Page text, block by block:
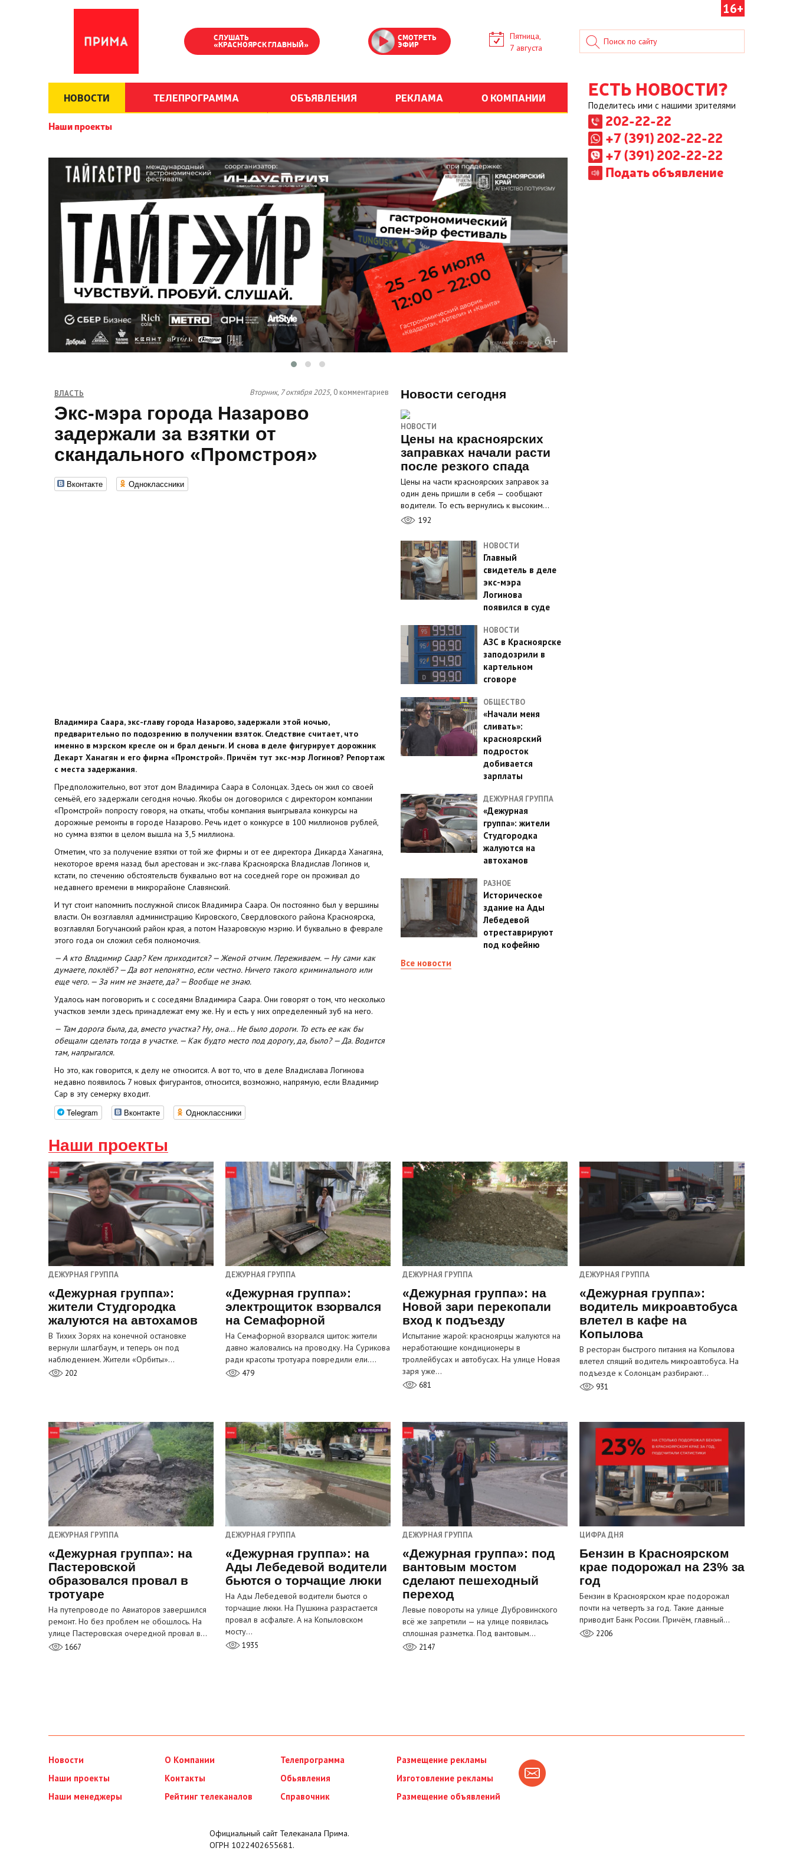
16+
СЛУШАТЬ
«КРАСНОЯРСК ГЛАВНЫЙ»
СМОТРЕТЬ
ЭФИР
Пятница,
7 августа
НОВОСТИ ТЕЛЕПРОГРАММА ОБЪЯВЛЕНИЯ РЕКЛАМА О КОМПАНИИ
Наши проекты
ЕСТЬ НОВОСТИ?
Поделитесь ими с нашими зрителями
202-22-22
+7 (391) 202-22-22
+7 (391) 202-22-22
Подать объявление
ВЛАСТЬ Вторник, 7 октября 2025, 0 комментариев
Экс-мэра города Назарово
задержали за взятки от
скандального «Промстроя»
Вконтакте Одноклассники
Владимира Саара, экс-главу города Назарово, задержали этой ночью,
предварительно по подозрению в получении взяток. Следствие считает, что
именно в мэрском кресле он и брал деньги. И снова в деле фигурирует дорожник
Декарт Ханагян и его фирма «Промстрой». Причём тут экс-мэр Логинов? Репортаж
с места задержания.
Предположительно, вот этот дом Владимира Саара в Солонцах. Здесь он жил со своей
семьёй, его задержали сегодня ночью. Якобы он договорился с директором компании
«Промстрой» попросту говоря, на откаты, чтобы компания выигрывала конкурсы на
дорожные ремонты в городе Назарово. Речь идет о конкурсе в 100 миллионов рублей,
но сумма взятки в целом вышла на 3,5 миллиона.
Отметим, что за получение взятки от той же фирмы и от ее директора Дикарда Ханагяна,
некоторое время назад был арестован и экс-глава Красноярска Владислав Логинов и,
кстати, по стечению обстоятельств буквально вот на соседней горе он проживал до
недавнего времени в микрорайоне Славянский.
И тут стоит напомнить послужной список Владимира Саара. Он постоянно был у вершины
власти. Он возглавлял администрацию Кировского, Свердловского района Красноярска,
возглавлял Богучанский район края, а потом Назаровскую мэрию. И буквально в феврале
этого года он сложил себя полномочия.
— А кто Владимир Саар? Кем приходится? — Женой отчим. Переживаем. — Ну сами как
думаете, поклёб? — Да вот непонятно, если честно. Ничего такого криминального или
еще чего. — За ним не знаете, да? — Вообще не знаю.
Удалось нам поговорить и с соседями Владимира Саара. Они говорят о том, что несколько
участков земли здесь принадлежат ему же. Ну и есть у них определенный зуб на него.
— Там дорога была, да, вместо участка? Ну, она... Не было дороги. То есть ее как бы
обещали сделать тогда в участке. — Как будто место под дорогу, да, было? — Да. Водится
там, напрыгался.
Но это, как говорится, к делу не относится. А вот то, что в деле Владислава Логинова
недавно появилось 7 новых фигурантов, относится, возможно, напрямую, если Владимир
Сар в эту семерку входит.
Telegram Вконтакте Одноклассники
Новости сегодня
НОВОСТИ
Цены на красноярских
заправках начали расти
после резкого спада
Цены на части красноярских заправок за
один день пришли в себя — сообщают
водители. То есть вернулись к высоким…
192
НОВОСТИ
Главный
свидетель в деле
экс-мэра
Логинова
появился в суде
НОВОСТИ
АЗС в Красноярске
заподозрили в
картельном
сговоре
ОБЩЕСТВО
«Начали меня
сливать»:
красноярский
подросток
добивается
зарплаты
ДЕЖУРНАЯ ГРУППА
«Дежурная
группа»: жители
Студгородка
жалуются на
автохамов
РАЗНОЕ
Историческое
здание на Ады
Лебедевой
отреставрируют
под кофейню
Все новости
Наши проекты
ДЕЖУРНАЯ ГРУППА
«Дежурная группа»:
жители Студгородка
жалуются на автохамов
В Тихих Зорях на конечной остановке
вернули шлагбаум, и теперь он под
наблюдением. Жители «Орбиты»…
202
ДЕЖУРНАЯ ГРУППА
«Дежурная группа»:
электрощиток взорвался
на Семафорной
На Семафорной взорвался щиток: жители
давно жаловались на проводку. На Сурикова
ради красоты тротуара повредили ели.…
479
ДЕЖУРНАЯ ГРУППА
«Дежурная группа»: на
Новой зари перекопали
вход к подъезду
Испытание жарой: красноярцы жалуются на
неработающие кондиционеры в
троллейбусах и автобусах. На улице Новая
заря уже…
681
ДЕЖУРНАЯ ГРУППА
«Дежурная группа»:
водитель микроавтобуса
влетел в кафе на
Копылова
В ресторан быстрого питания на Копылова
влетел спящий водитель микроавтобуса. На
подъезде к Солонцам разбирают…
931
ДЕЖУРНАЯ ГРУППА
«Дежурная группа»: на
Пастеровской
образовался провал в
тротуаре
На путепроводе по Авиаторов завершился
ремонт. Но без проблем не обошлось. На
улице Пастеровская очередной провал в…
1667
ДЕЖУРНАЯ ГРУППА
«Дежурная группа»: на
Ады Лебедевой водители
бьются о торчащие люки
На Ады Лебедевой водители бьются о
торчащие люки. На Пушкина разрастается
провал в асфальте. А на Копыловском
мосту…
1935
ДЕЖУРНАЯ ГРУППА
«Дежурная группа»: под
вантовым мостом
сделают пешеходный
переход
Левые повороты на улице Дубровинского
всё же запретили — на улице появилась
сплошная разметка. Под вантовым…
2147
ЦИФРА ДНЯ
Бензин в Красноярском
крае подорожал на 23% за
год
Бензин в Красноярском крае подорожал
почти на четверть за год. Такие данные
приводит Банк России. Причём, главный…
2206
Новости
Наши проекты
Наши менеджеры
О Компании
Контакты
Рейтинг телеканалов
Телепрограмма
Обьявления
Справочник
Размещение рекламы
Изготовление рекламы
Размещение объявлений
Официальный сайт Телеканала Прима.
ОГРН 1022402655681.